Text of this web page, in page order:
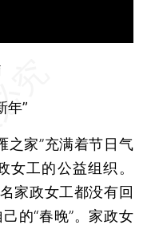
年”
家”充满着节日气
工的公益组织。
家政女工都没有回
的“春晚”。家政女